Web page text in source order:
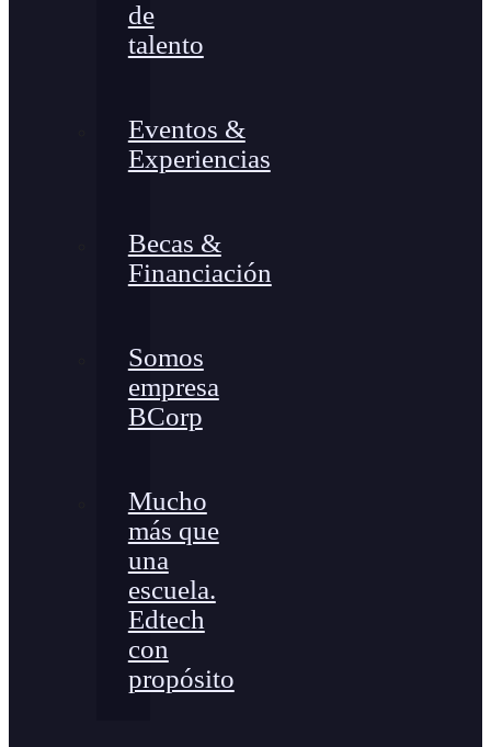
de
talento
Eventos &
Experiencias
Becas &
Financiación
Somos
empresa
BCorp
Mucho
más que
una
escuela.
Edtech
con
propósito